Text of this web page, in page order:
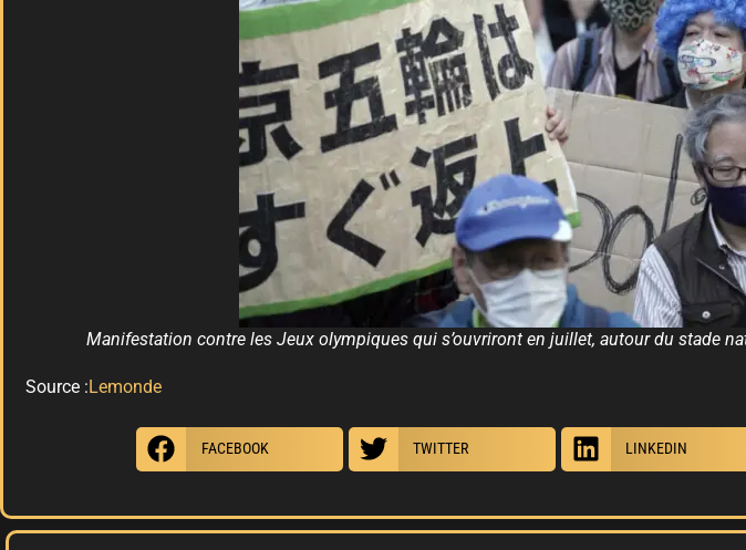
Manifestation contre les Jeux olympiques qui s’ouvriront en juillet, autour du stade
Source :Lemonde
FACEBOOK TWITTER LINKEDIN